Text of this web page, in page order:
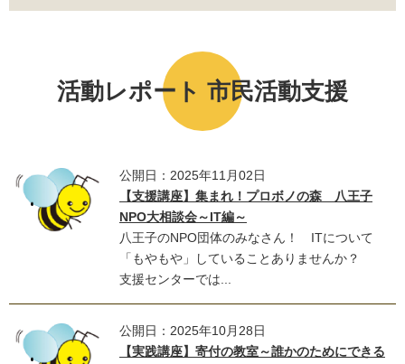
活動レポート 市民活動支援
公開日：2025年11月02日
【支援講座】集まれ！プロボノの森 八王子
NPO大相談会～IT編～
八王子のNPO団体のみなさん！ ITについて
「もやもや」していることありませんか？
支援センターでは...
公開日：2025年10月28日
【実践講座】寄付の教室～誰かのためにできる